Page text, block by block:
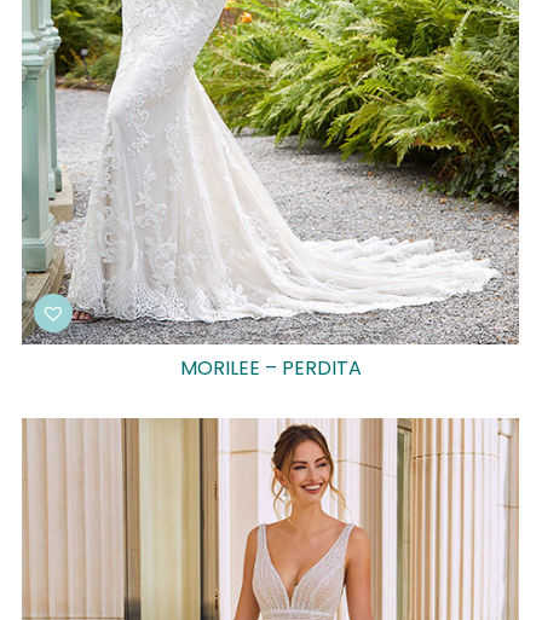
MORILEE – PERDITA